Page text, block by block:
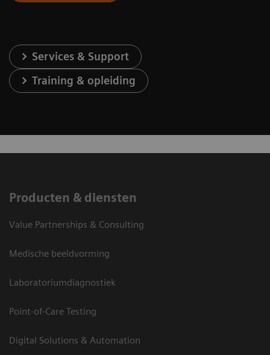
Services & Support
Training & opleiding
Producten & diensten
Value Partnerships & Consulting
Medische beeldvorming
Laboratoriumdiagnostiek
Point-of-Care Testing
Digital Solutions & Automation